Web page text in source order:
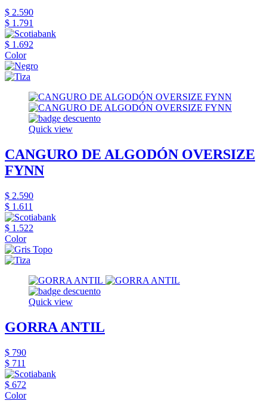
$ 2.590
$ 1.791
$ 1.692
Color
Quick view
CANGURO DE ALGODÓN OVERSIZE
FYNN
$ 2.590
$ 1.611
$ 1.522
Color
Quick view
GORRA ANTIL
$ 790
$ 711
$ 672
Color